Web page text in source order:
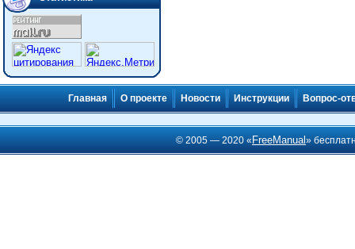
Главная О проекте Новости Инструкции Вопрос-
© 2005 — 2020 « FreeManual»